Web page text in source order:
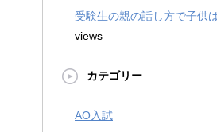
受験生の親の話し方で子供
views
カテゴリー
AO入試